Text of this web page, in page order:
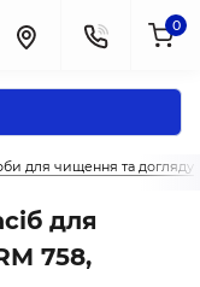
0
для чищення та догляду
для
758,